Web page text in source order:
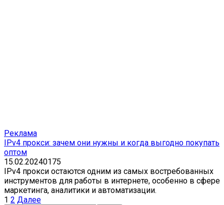
Реклама
IPv4 прокси: зачем они нужны и когда выгодно покупать
оптом
15.02.20240175
IPv4 прокси остаются одним из самых востребованных
инструментов для работы в интернете, особенно в сфере
маркетинга, аналитики и автоматизации.
Пагинация
1 2 Далее